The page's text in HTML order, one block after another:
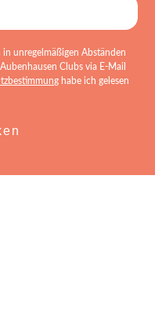
unregelmäßigen Abständen
Clubs via E-Mail
habe ich gelesen